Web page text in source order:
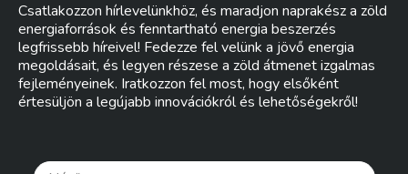
Csatlakozzon hírlevelünkhöz, és maradjon naprakész a zöld
energiaforrások és fenntartható energia beszerzés
legfrissebb híreivel! Fedezze fel velünk a jövő energia
megoldásait, és legyen részese a zöld átmenet izgalmas
fejleményeinek. Iratkozzon fel most, hogy elsőként
értesüljön a legújabb innovációkról és lehetőségekről!